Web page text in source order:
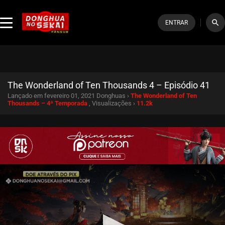
ENTRAR search
The Wonderland of Ten Thousands 4 – Episódio 41
Lançado em fevereiro 01, 2021 Donghuas › The Wonderland of Ten
Thousands – 4ª Temporada , Visualizações › 11.2k